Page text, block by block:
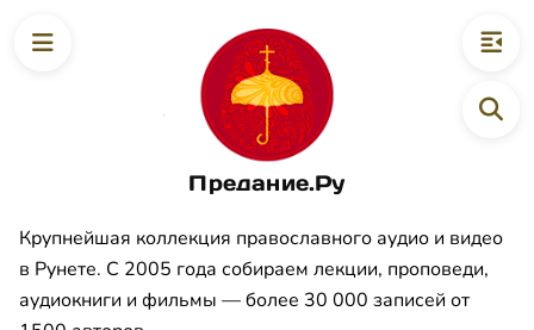
Предание.Ру
Крупнейшая коллекция православного аудио и видео
в Рунете. С 2005 года собираем лекции, проповеди,
аудиокниги и фильмы — более 30 000 записей от